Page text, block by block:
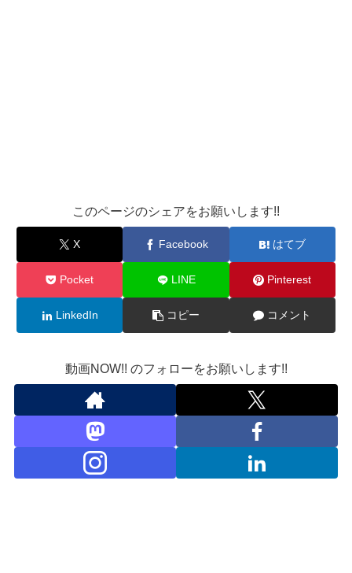
このページのシェアをお願いします!!
X Facebook はてブ
Pocket LINE Pinterest
LinkedIn コピー コメント
動画NOW!! のフォローをお願いします!!